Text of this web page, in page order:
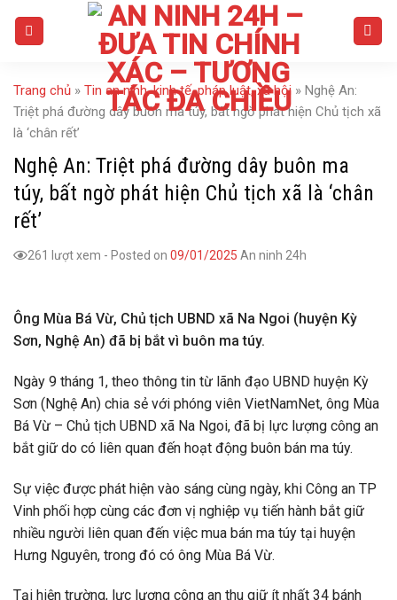
Trang chủ » Tin an ninh, kinh tế, pháp luật, xã hội » Nghệ An:
Triệt phá đường dây buôn ma túy, bất ngờ phát hiện Chủ tịch xã
là ‘chân rết’
Nghệ An: Triệt phá đường dây buôn ma
túy, bất ngờ phát hiện Chủ tịch xã là ‘chân
rết’
261 lượt xem - Posted on 09/01/2025 An ninh 24h
Ông Mùa Bá Vừ, Chủ tịch UBND xã Na Ngoi (huyện Kỳ
Sơn, Nghệ An) đã bị bắt vì buôn ma túy.
Ngày 9 tháng 1, theo thông tin từ lãnh đạo UBND huyện Kỳ
Sơn (Nghệ An) chia sẻ với phóng viên VietNamNet, ông Mùa
Bá Vừ – Chủ tịch UBND xã Na Ngoi, đã bị lực lượng công an
bắt giữ do có liên quan đến hoạt động buôn bán ma túy.
Sự việc được phát hiện vào sáng cùng ngày, khi Công an TP
Vinh phối hợp cùng các đơn vị nghiệp vụ tiến hành bắt giữ
nhiều người liên quan đến việc mua bán ma túy tại huyện
Hưng Nguyên, trong đó có ông Mùa Bá Vừ.
Tại hiện trường, lực lượng công an thu giữ ít nhất 34 bánh